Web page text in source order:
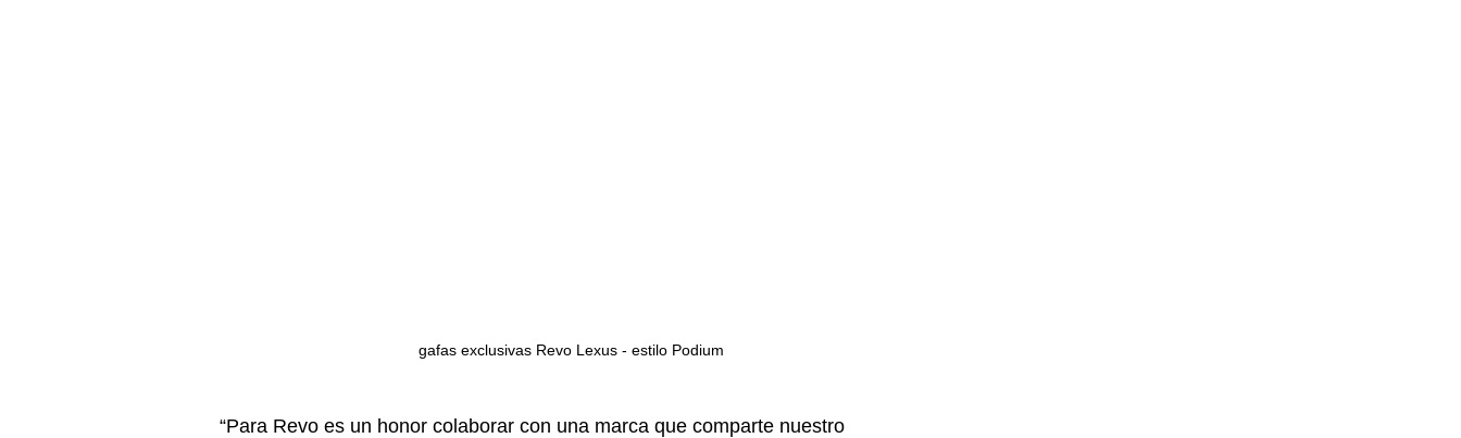
gafas exclusivas Revo Lexus - estilo Podium
“Para Revo es un honor colaborar con una marca que comparte nuestro